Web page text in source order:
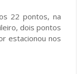
22 pontos, na
dois pontos
estacionou nos